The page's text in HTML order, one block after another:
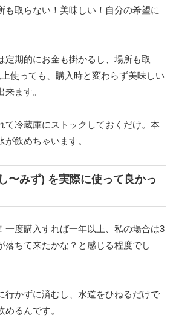
も取らない！美味しい！自分の希望に
定期的にお金も掛かるし、場所も取
使っても、購入時と変わらず美味しい
ます。
て冷蔵庫にストックしておくだけ。本
飲めちゃいます。
〜みず) を実際に使って良かっ
一度購入すれば一年以上、私の場合は3
落ちて来たかな？と感じる程度でし
行かずに済むし、水道をひねるだけで
るんです。